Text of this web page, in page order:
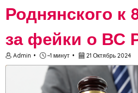
Роднянского к
за фейки о ВС
Admin ~1 минут 21 Октябрь 2024